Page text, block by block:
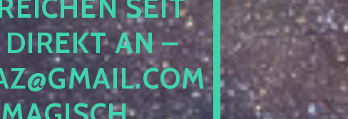
SEIT
AN –